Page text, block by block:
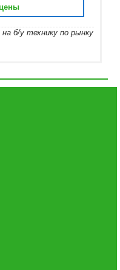
б/у технику по рынку